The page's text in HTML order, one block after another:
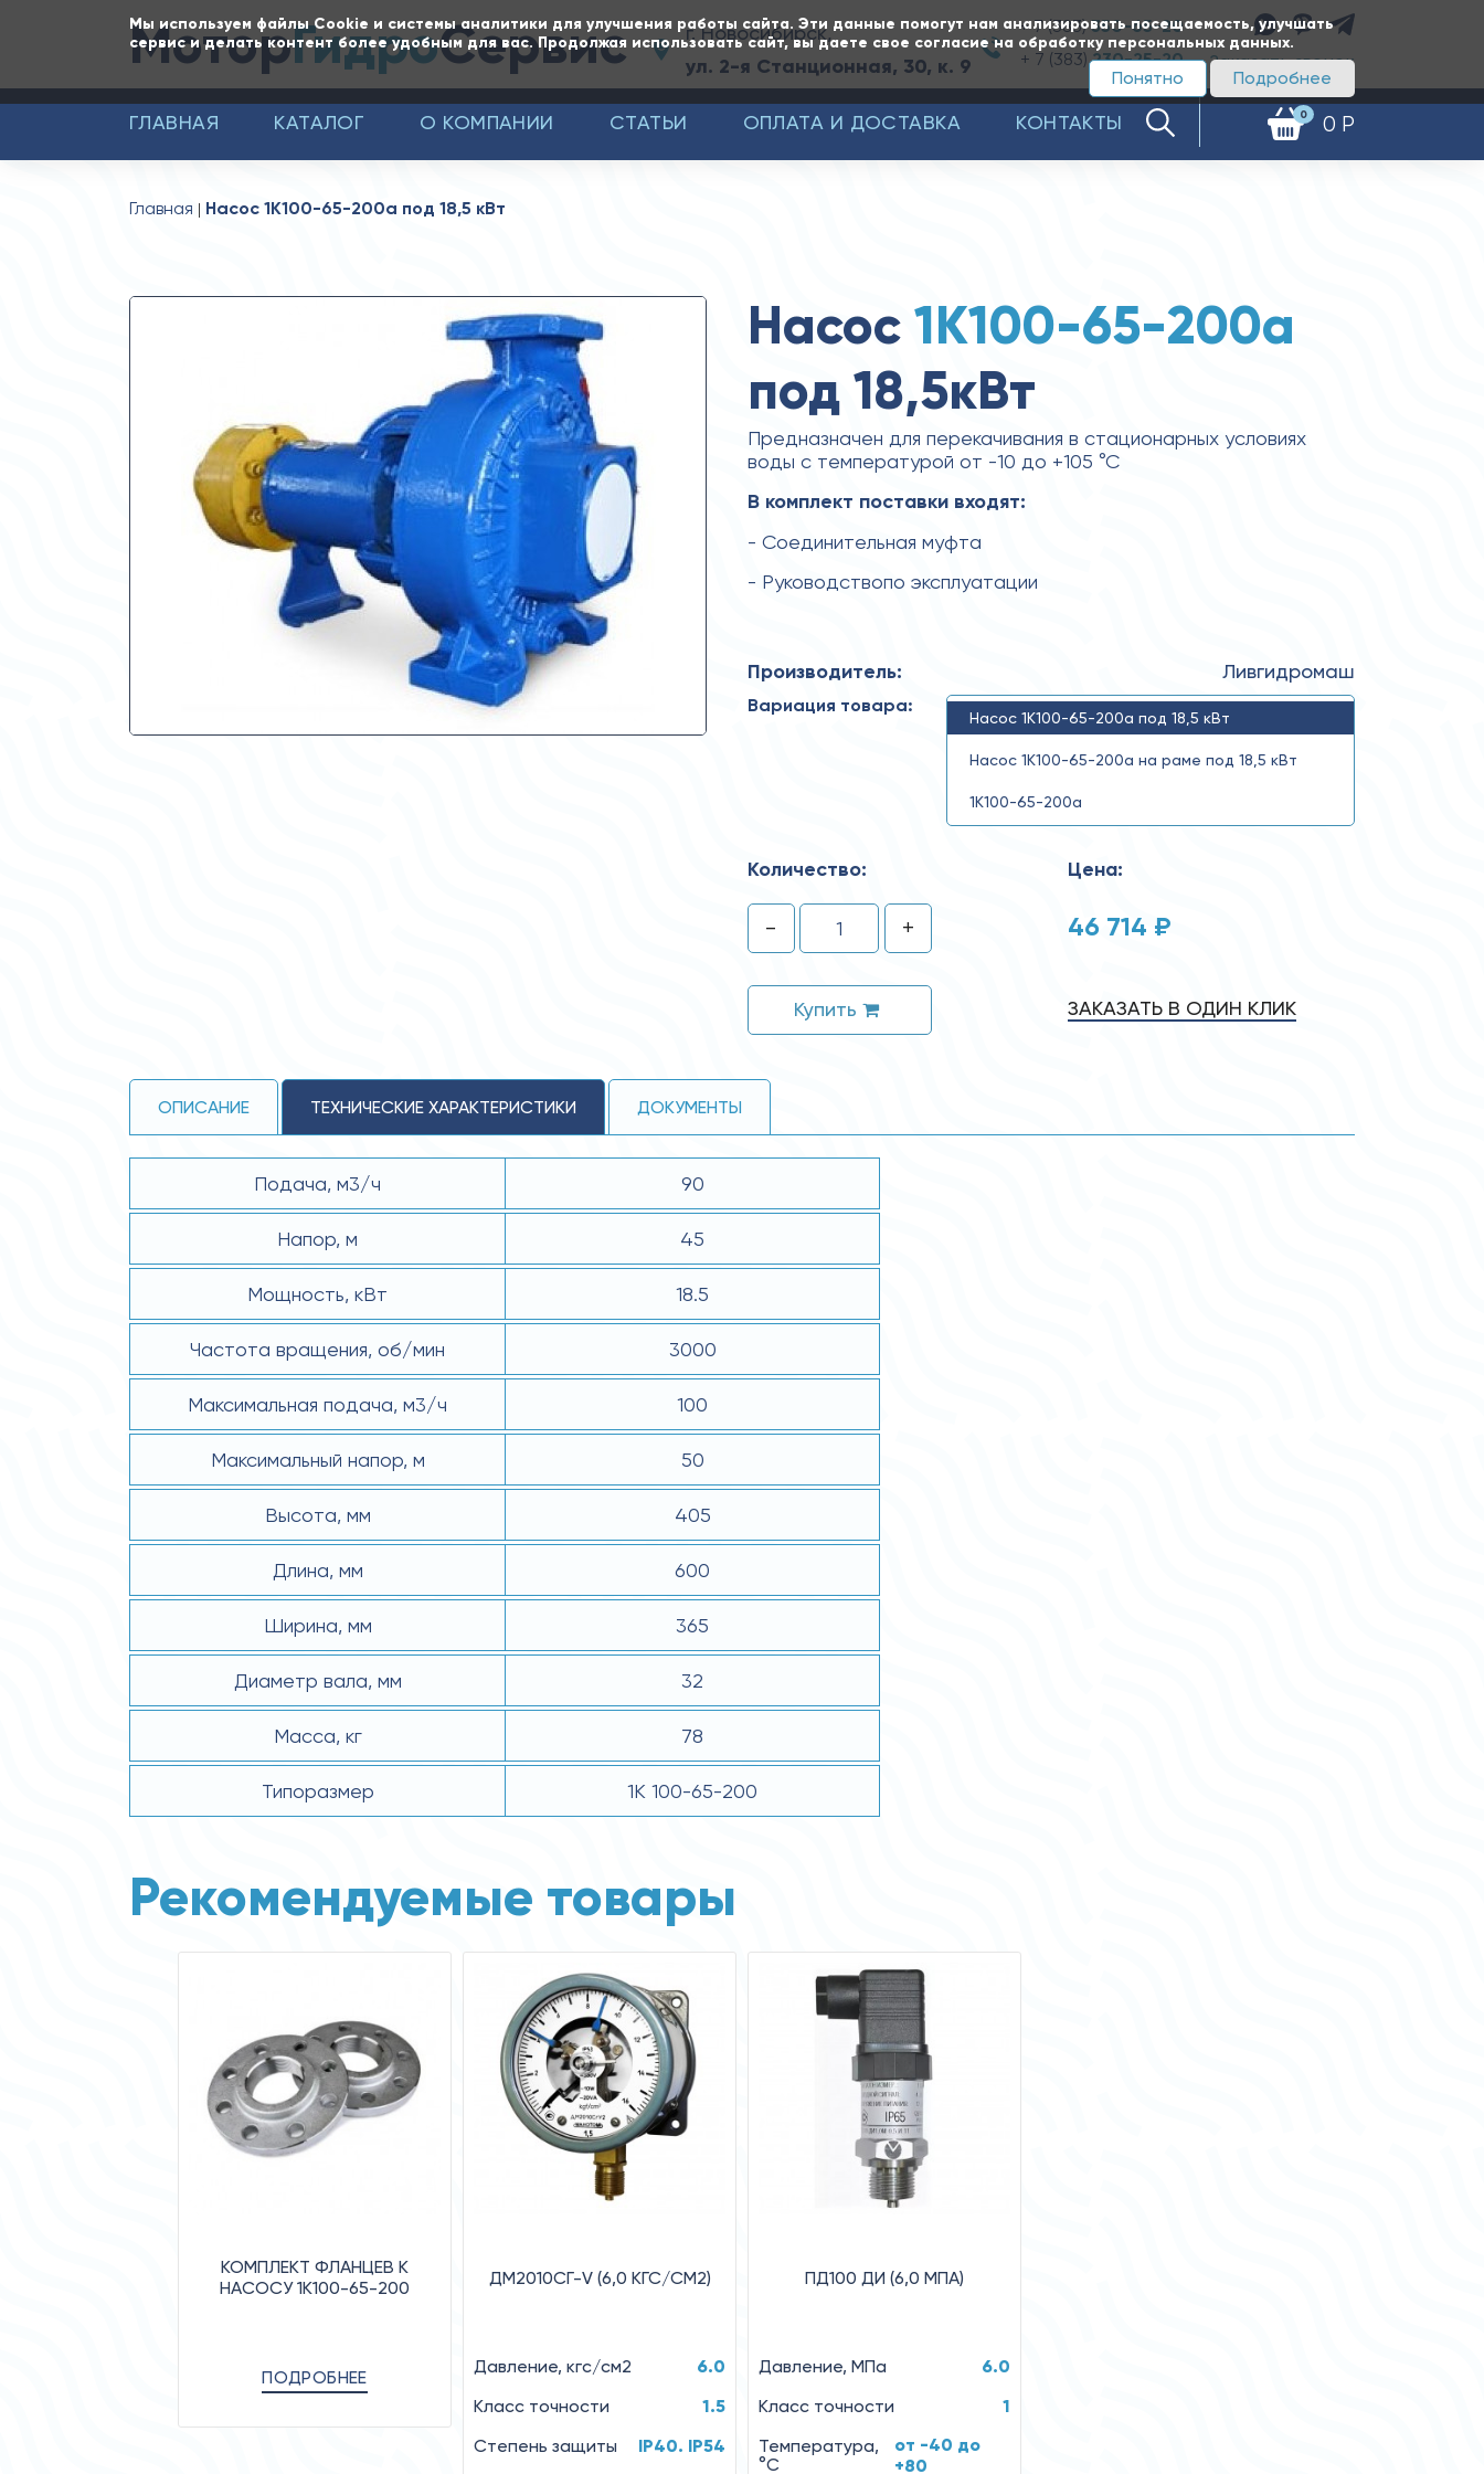
Мы используем файлы Cookie и системы аналитики для улучшения работы сайта. Эти данные помогут нам анализировать посещаемость, улучшать
сервис и делать контент более удобным для вас. Продолжая использовать сайт, вы даете свое согласие на обработку персональных данных.
Подробнее
Понятно
МоторГидроСервис г. Новосибирск,
ул. 2-я Станционная, 30, к. 9
+ 7 (383)350-65-20
+ 7 (383)230-25-20 Заказать звонок
0 0 Р
ГЛАВНАЯ КАТАЛОГ О КОМПАНИИ СТАТЬИ ОПЛАТА И ДОСТАВКА КОНТАКТЫ
Главная Насос 1К100-65-200а под 18,5 кВт
Насос 1К100-65-200а
под 18,5кВт
Предназначен для перекачивания в стационарных условиях
воды с температурой от -10 до +105 °С
В комплект поставки входят:
- Соединительная муфта
- Руководствопо эксплуатации
Производитель: Ливгидромаш
Вариация товара:
Насос 1К100-65-200а под 18,5 кВт
Насос 1К100-65-200а на раме под 18,5 кВт
1К100-65-200а
Количество:
- +
Купить
Цена:
46 714 ₽
ЗАКАЗАТЬ В ОДИН КЛИК
ОПИСАНИЕ ТЕХНИЧЕСКИЕ ХАРАКТЕРИСТИКИ ДОКУМЕНТЫ
Подача, м3/ч 90
Напор, м 45
Мощность, кВт 18.5
Частота вращения, об/мин 3000
Максимальная подача, м3/ч 100
Максимальный напор, м 50
Высота, мм 405
Длина, мм 600
Ширина, мм 365
Диаметр вала, мм 32
Масса, кг 78
Типоразмер 1К 100-65-200
Рекомендуемые товары
КОМПЛЕКТ ФЛАНЦЕВ К
НАСОСУ 1К100-65-200
ПОДРОБНЕЕ
ДМ2010СГ-V (6,0 КГС/СМ2)
Давление, кгс/см2
6.0
Класс точности
1.5
Степень защиты
IP40. IP54
ПД100 ДИ (6,0 МПА)
Давление, МПа
6.0
Класс точности
1
Температура,
°C
от -40 до
+80